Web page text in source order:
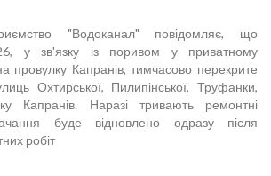
"Водоканал" повідомляє, що
у зв'язку із поривом у приватному
провулку Капранів, тимчасово перекрите
Охтирської, Пилипінської, Труфанки,
Капранів. Наразі тривають ремонтні
буде відновлено одразу після
робіт